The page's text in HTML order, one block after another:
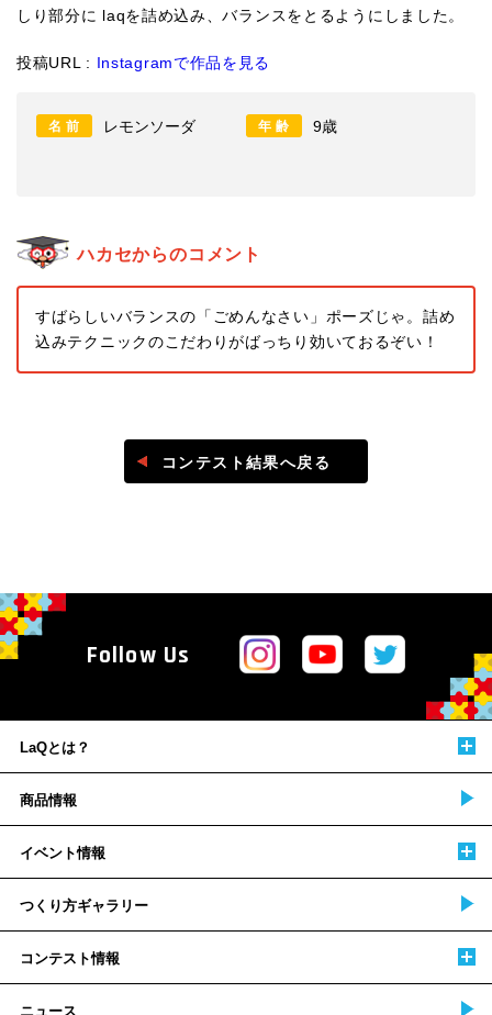
しり部分に laqを詰め込み、バランスをとるようにしました。
投稿URL : Instagramで作品を見る
名前 レモンソーダ 年齢 9歳
ハカセからのコメント
すばらしいバランスの「ごめんなさい」ポーズじゃ。詰め
込みテクニックのこだわりがばっちり効いておるぞい！
コンテスト結果へ戻る
Follow Us
LaQとは？
商品情報
イベント情報
つくり方ギャラリー
コンテスト情報
ニュース